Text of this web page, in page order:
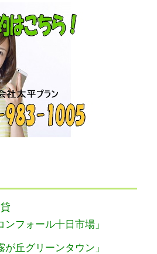
ンフォール十日市場」
が丘グリーンタウン」